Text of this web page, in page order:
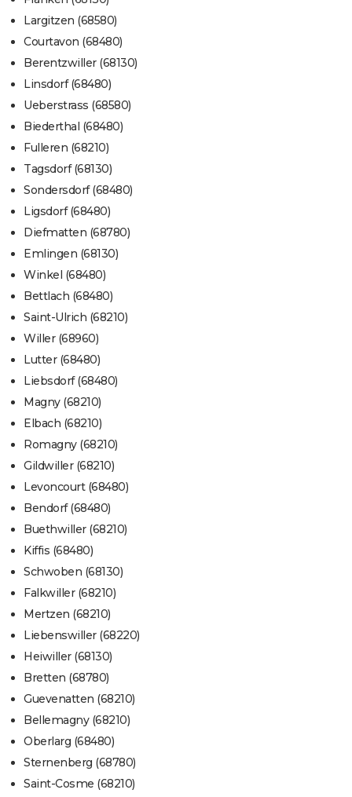
Largitzen (68580)
Courtavon (68480)
Berentzwiller (68130)
Linsdorf (68480)
Ueberstrass (68580)
Biederthal (68480)
Fulleren (68210)
Tagsdorf (68130)
Sondersdorf (68480)
Ligsdorf (68480)
Diefmatten (68780)
Emlingen (68130)
Winkel (68480)
Bettlach (68480)
Saint-Ulrich (68210)
Willer (68960)
Lutter (68480)
Liebsdorf (68480)
Magny (68210)
Elbach (68210)
Romagny (68210)
Gildwiller (68210)
Levoncourt (68480)
Bendorf (68480)
Buethwiller (68210)
Kiffis (68480)
Schwoben (68130)
Falkwiller (68210)
Mertzen (68210)
Liebenswiller (68220)
Heiwiller (68130)
Bretten (68780)
Guevenatten (68210)
Bellemagny (68210)
Oberlarg (68480)
Sternenberg (68780)
Saint-Cosme (68210)